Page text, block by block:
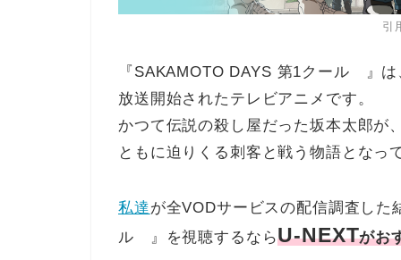
引
『SAKAMOTO DAYS 第1クール 』
放送開始されたテレビアニメです。
かつて伝説の殺し屋だった坂本太郎が
ともに迫りくる刺客と戦う物語となっ
私達が全VODサービスの配信調査し
ル 』を視聴するならU-NEXTがお